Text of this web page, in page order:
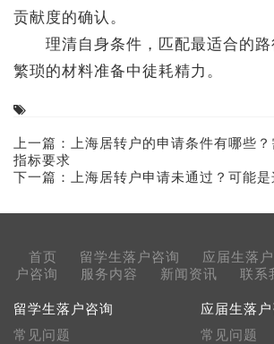
贡献度的确认。
理清自身条件，匹配最适合的路
繁琐的材料准备中徒耗精力。
上一篇：
上海居转户的申请条件有哪些
指标要求
下一篇：
上海居转户申请未通过？可能
首页 留学生落户咨询 应届生落
户咨询
服务内容 新闻资讯 联系
留学生落户咨询
常见问题
应届生落户
常见问题